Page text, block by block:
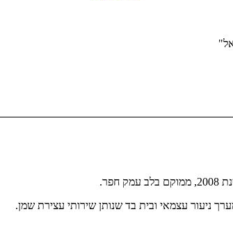
ניעור עצמאי ובית בד שנותן שירותי עצירת שמן.